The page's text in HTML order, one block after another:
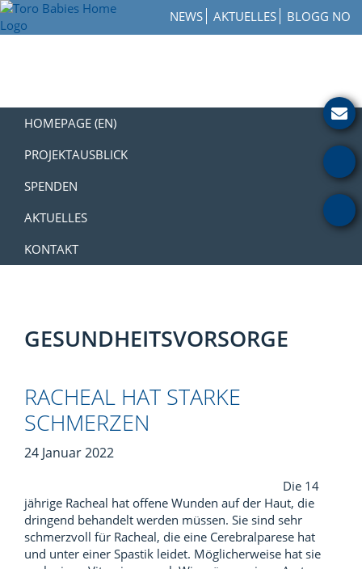
Zur
Hauptnavigation
Skip
to
Zur
Fußzeile
NEWS AKTUELLES BLOGG NO
Toro
with
HOMEPAGE (EN)
PROJEKTAUSBLICK
SPENDEN
AKTUELLES
KONTAKT
GESUNDHEITSVORSORGE
RACHEAL HAT STARKE
SCHMERZEN
24 Januar 2022
Die 14
jährige Racheal hat offene Wunden auf der Haut, die
dringend behandelt werden müssen. Sie sind sehr
schmerzvoll für Racheal, die eine Cerebralparese hat
und unter einer Spastik leidet. Möglicherweise hat sie